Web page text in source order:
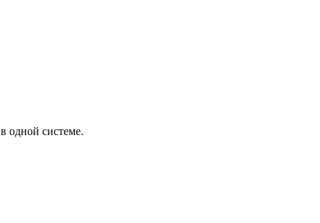
одной системе.